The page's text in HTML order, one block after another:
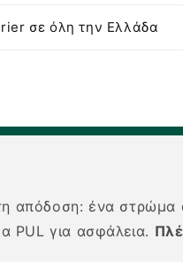
σε όλη την Ελλάδα
απόδοση: ένα
PUL για ασφάλεια.